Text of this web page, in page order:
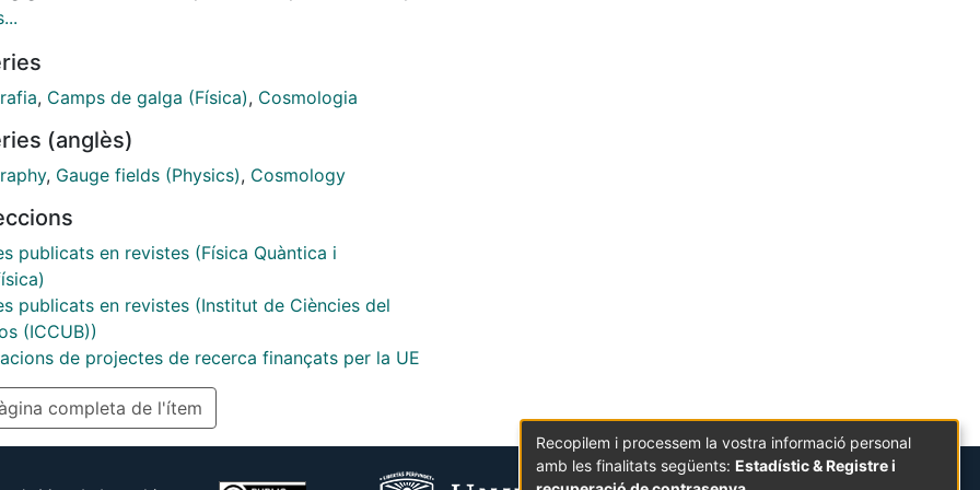
bubble wall velocity. We use holography to
coupled, non-Abelian, four-dimensional gauge
The wall velocity is determined dynamically in
provides a good description of the system
except near the wall.
, Camps de galga (Física), Cosmologia
(anglès)
, Gauge fields (Physics), Cosmology
publicats en revistes (Física Quàntica i
publicats en revistes (Institut de Ciències del
(ICCUB))
de projectes de recerca finançats per la UE
completa de l'ítem
Recopilem i processem la vostra informació personal
amb les finalitats següents: Estadístic & Registre i